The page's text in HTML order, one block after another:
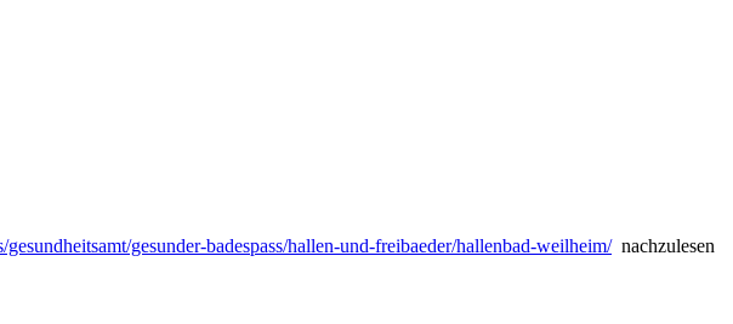
gesunder-badespass/hallen-und-freibaeder/hallenbad-weilheim/nachzulesen